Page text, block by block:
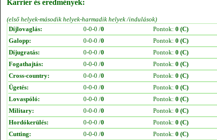
Karrier és eredmények:
(első helyek-második helyek-harmadik helyek /indulások)
Díjlovaglás:
0-0-0 /0 Pontok: 0 (C)
Galopp:
0-0-0 /0 Pontok: 0 (C)
Díjugratás:
0-0-0 /0 Pontok: 0 (C)
Fogathajtás:
0-0-0 /0 Pontok: 0 (C)
Cross-country:
0-0-0 /0 Pontok: 0 (C)
Ügetés:
0-0-0 /0 Pontok: 0 (C)
Lovaspóló:
0-0-0 /0 Pontok: 0 (C)
Military:
0-0-0 /0 Pontok: 0 (C)
Hordókerülés:
0-0-0 /0 Pontok: 0 (C)
Cutting:
0-0-0 /0 Pontok: 0 (C)